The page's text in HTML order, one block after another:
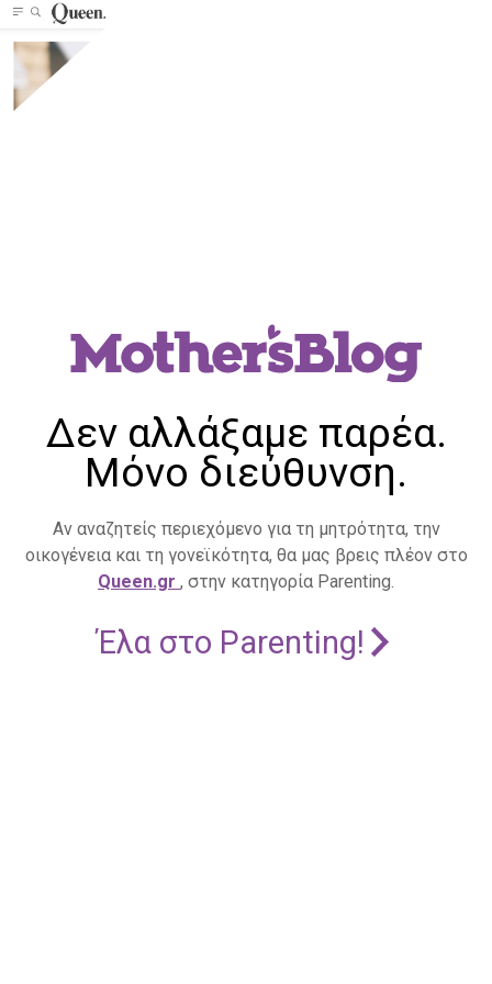
Δεν αλλάξαμε παρέα.
Μόνο διεύθυνση.
Αν αναζητείς περιεχόμενο για τη μητρότητα, την
οικογένεια και τη γονεϊκότητα, θα μας βρεις πλέον στο
Queen.gr , στην κατηγορία Parenting.
Έλα στο Parenting!